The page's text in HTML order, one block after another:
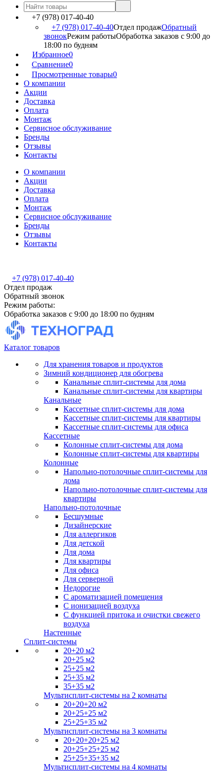
+7 (978) 017-40-40
+7 (978) 017-40-40Отдел продажОбратный
звонокРежим работыОбработка заказов с 9:00 до
18:00 по будням
Избранное0
Сравнение0
Просмотренные товары0
О компании
Акции
Доставка
Оплата
Монтаж
Сервисное обслуживание
Бренды
Отзывы
Контакты
О компании
Акции
Доставка
Оплата
Монтаж
Сервисное обслуживание
Бренды
Отзывы
Контакты
+7 (978) 017-40-40
Отдел продаж
Обратный звонок
Режим работы:
Обработка заказов с 9:00 до 18:00 по будням
Каталог товаров
Для хранения товаров и продуктов
Зимний кондиционер для обогрева
Канальные сплит-системы для дома
Канальные сплит-системы для квартиры
Канальные
Кассетные сплит-системы для дома
Кассетные сплит-системы для квартиры
Кассетные сплит-системы для офиса
Кассетные
Колонные сплит-системы для дома
Колонные сплит-системы для квартиры
Колонные
Напольно-потолочные сплит-системы для
дома
Напольно-потолочные сплит-системы для
квартиры
Напольно-потолочные
Бесшумные
Дизайнерские
Для аллергиков
Для детской
Для дома
Для квартиры
Для офиса
Для серверной
Недорогие
С ароматизацией помещения
С ионизацией воздуха
С функцией притока и очистки свежего
воздуха
Настенные
Сплит-системы
20+20 м2
20+25 м2
25+25 м2
25+35 м2
35+35 м2
Мультисплит-системы на 2 комнаты
20+20+20 м2
20+25+25 м2
25+25+35 м2
Мультисплит-системы на 3 комнаты
20+20+20+25 м2
20+25+25+25 м2
25+25+35+35 м2
Мультисплит-системы на 4 комнаты